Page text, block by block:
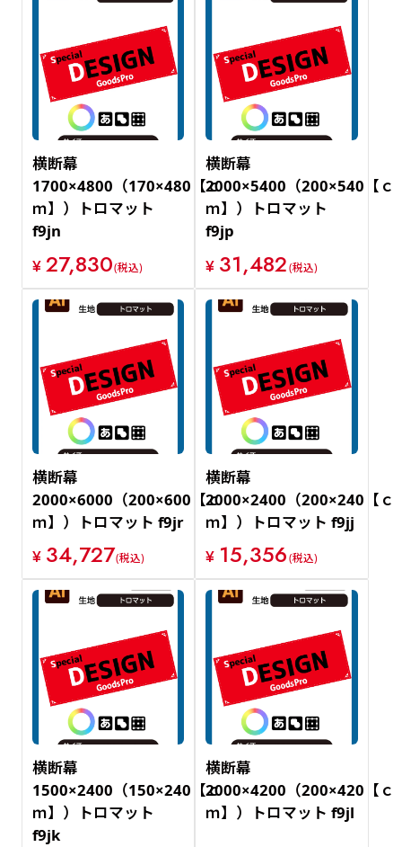
横断幕
1700×4800（170×480【ｃ
ｍ】）トロマット
f9jn
¥ 27,830(税込)
横断幕
2000×5400（200×540【ｃ
ｍ】）トロマット
f9jp
¥ 31,482(税込)
横断幕
2000×6000（200×600【ｃ
ｍ】）トロマット f9jr
¥ 34,727(税込)
横断幕
2000×2400（200×240【ｃ
ｍ】）トロマット f9jj
¥ 15,356(税込)
横断幕
1500×2400（150×240【ｃ
ｍ】）トロマット
f9jk
横断幕
2000×4200（200×420【ｃ
ｍ】）トロマット f9jl